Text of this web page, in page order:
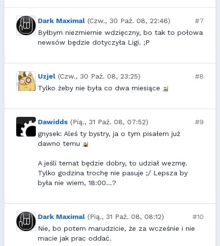
Dark Maximal (Czw., 30 Paź. 08, 22:46)
#7
Byłbym niezmiernie wdzięczny, bo tak to połowa
newsów będzie dotyczyła Ligi. ;P
Uzjel (Czw., 30 Paź. 08, 23:25)
#8
Tylko żeby nie była co dwa miesiące
Dawidds (Pią., 31 Paź. 08, 07:52)
#9
gnysek: Aleś ty bystry, ja o tym pisałem już
dawno temu
A jeśli temat będzie dobry, to udział wezmę.
Tylko godzina trochę nie pasuje ;/ Lepsza by
była nie wiem, 18:00...?
Dark Maximal (Pią., 31 Paź. 08, 08:12)
#10
Nie, bo potem marudzicie, że za wcześnie i nie
macie jak prac oddać.